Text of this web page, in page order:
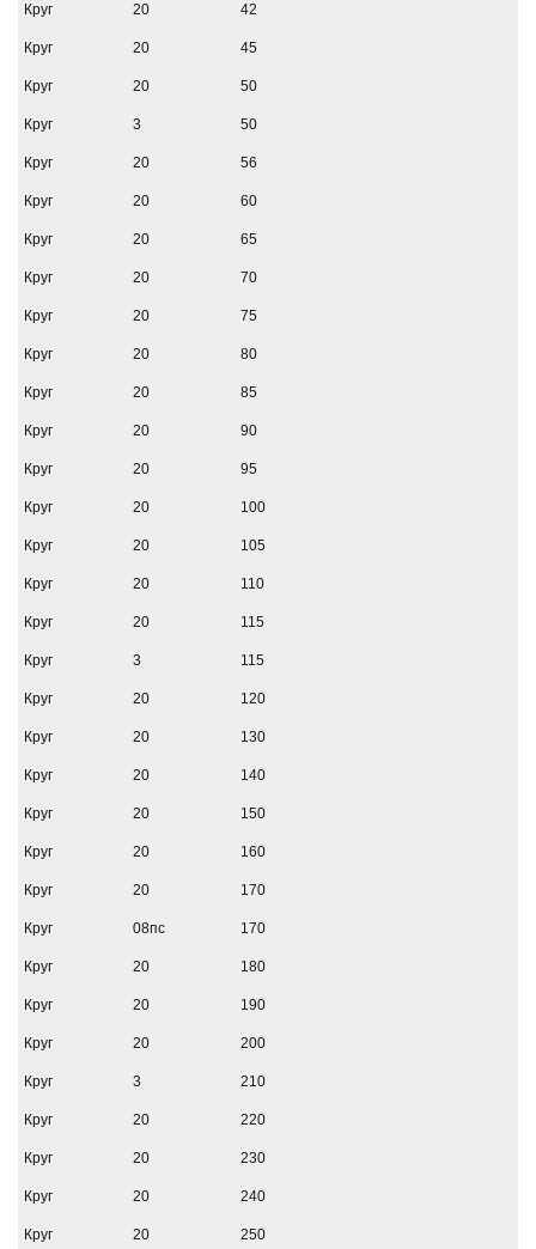
Круг 20 42
Круг 20 45
Круг 20 50
Круг 3 50
Круг 20 56
Круг 20 60
Круг 20 65
Круг 20 70
Круг 20 75
Круг 20 80
Круг 20 85
Круг 20 90
Круг 20 95
Круг 20 100
Круг 20 105
Круг 20 110
Круг 20 115
Круг 3 115
Круг 20 120
Круг 20 130
Круг 20 140
Круг 20 150
Круг 20 160
Круг 20 170
Круг 08пс 170
Круг 20 180
Круг 20 190
Круг 20 200
Круг 3 210
Круг 20 220
Круг 20 230
Круг 20 240
Круг 20 250